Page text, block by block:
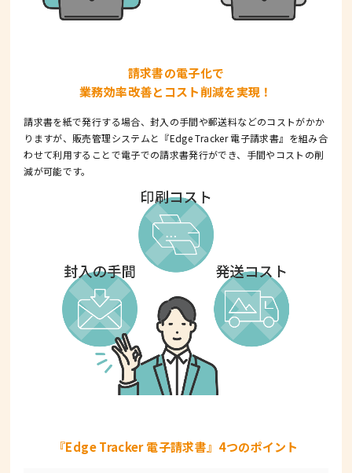
請求書の電子化で
業務効率改善とコスト削減を実現！
請求書を紙で発行する場合、封入の手間や郵送料などのコストがかか
りますが、 販売管理システムと『Edge Tracker 電子請求書』を組み合
わせて利用することで電子での請求書発行ができ、手間やコストの削
減が可能です。
『Edge Tracker 電子請求書』4つのポイント